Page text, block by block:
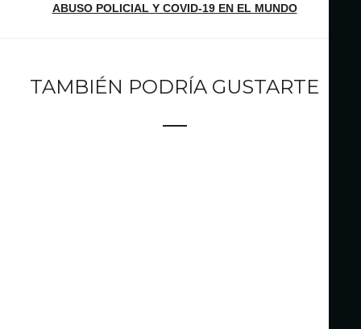
ABUSO POLICIAL Y COVID-19 EN EL MUNDO
TAMBIÉN PODRÍA GUSTARTE